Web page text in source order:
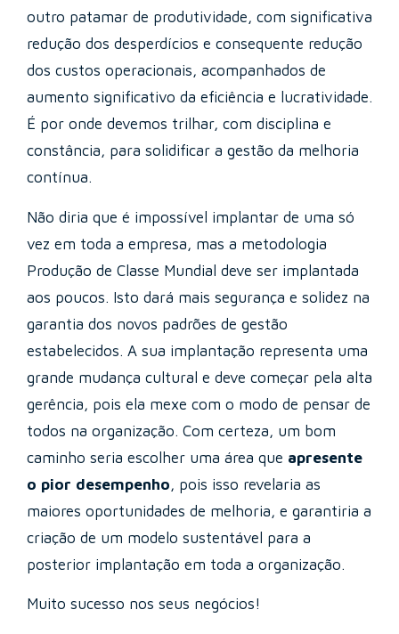
outro patamar de produtividade, com significativa
redução dos desperdícios e consequente redução
dos custos operacionais, acompanhados de
aumento significativo da eficiência e lucratividade.
É por onde devemos trilhar, com disciplina e
constância, para solidificar a gestão da melhoria
contínua.
Não diria que é impossível implantar de uma só
vez em toda a empresa, mas a metodologia
Produção de Classe Mundial deve ser implantada
aos poucos. Isto dará mais segurança e solidez na
garantia dos novos padrões de gestão
estabelecidos. A sua implantação representa uma
grande mudança cultural e deve começar pela alta
gerência, pois ela mexe com o modo de pensar de
todos na organização. Com certeza, um bom
caminho seria escolher uma área que apresente
o pior desempenho, pois isso revelaria as
maiores oportunidades de melhoria, e garantiria a
criação de um modelo sustentável para a
posterior implantação em toda a organização.
Muito sucesso nos seus negócios!